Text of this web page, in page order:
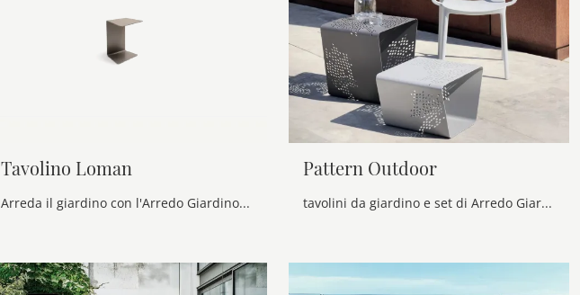
Tavolino Loman
Arreda il giardino con l'Arredo Giardino Ditre Italia! Set e tavolini da giardino in metallo, come il modello Tavolino Loman, ti attendono!
Pattern Outdoor
tavolini da giardino e set di Arredo Giardino dei migliori produttori: ottieni informazioni sul modello Pattern Outdoor di Bontempi, clicca subito!